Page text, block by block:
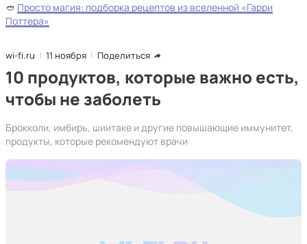
🥙 Просто магия: подборка рецептов из вселенной «Гарри
Поттера»
wi-fi.ru 11 ноября Поделиться
10 продуктов, которые важно есть,
чтобы не заболеть
Брокколи, имбирь, шиитаке и другие повышающие иммунитет,
продукты, которые рекомендуют врачи